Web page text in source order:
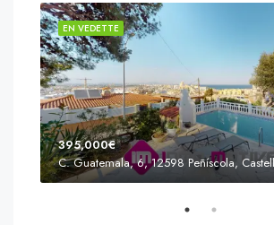
EN VEDETTE
395,000€